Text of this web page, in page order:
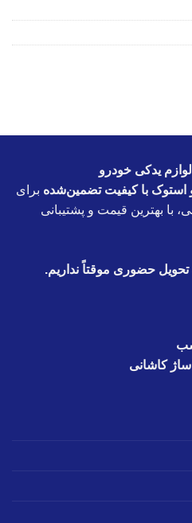
یدکی خودرو
و استوک با کیفیت تضمین‌شده برای
با بهترین قیمت و پشتیبانی
حضوری موقتاً نداریم.
کاشانی